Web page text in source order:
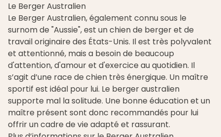
Le Berger Australien
Le Berger Australien, également connu sous le
surnom de "Aussie", est un chien de berger et de
travail originaire des États-Unis. Il est très polyvalent
et attentionné, mais a besoin de beaucoup
d'attention, d'amour et d'exercice au quotidien. Il
s’agit d’une race de chien très énergique. Un maître
sportif est idéal pour lui. Le berger australien
supporte mal la solitude. Une bonne éducation et un
maître présent sont donc recommandés pour lui
offrir un cadre de vie adapté et rassurant.